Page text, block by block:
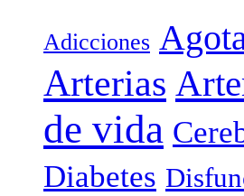
Adicciones
Arterias
de vida
Diabetes